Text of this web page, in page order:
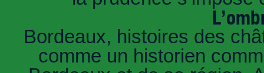
Bordeaux, histoires des
comme un historien